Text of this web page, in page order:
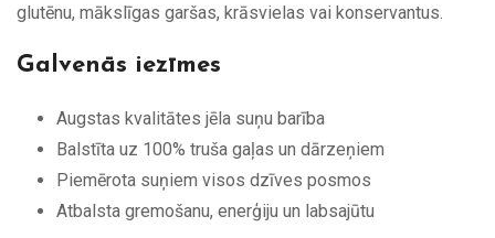
glutēnu, mākslīgas garšas, krāsvielas vai konservantus.
Galvenās iezīmes
Augstas kvalitātes jēla suņu barība
Balstīta uz 100% truša gaļas un dārzeņiem
Piemērota suņiem visos dzīves posmos
Atbalsta gremošanu, enerģiju un labsajūtu